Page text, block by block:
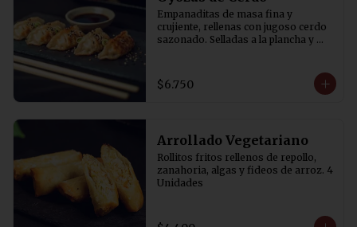
Empanaditas de masa fina y
crujiente, rellenas con jugoso cerdo
sazonado. Selladas a la plancha y
Acompañadas de salsa de soya con
un toque de vinagre. 5 Unidades
$6.750
Arrollado Vegetariano
Rollitos fritos rellenos de repollo,
zanahoria, algas y fideos de arroz. 4
Unidades